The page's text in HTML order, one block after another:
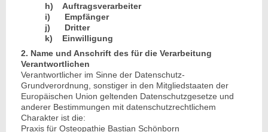
h) Auftragsverarbeiter
i) Empfänger
j) Dritter
k) Einwilligung
2. Name und Anschrift des für die Verarbeitung
Verantwortlichen
Verantwortlicher im Sinne der Datenschutz-
Grundverordnung, sonstiger in den Mitgliedstaaten der
Europäischen Union geltenden Datenschutzgesetze und
anderer Bestimmungen mit datenschutzrechtlichem
Charakter ist die:
Praxis für Osteopathie Bastian Schönborn